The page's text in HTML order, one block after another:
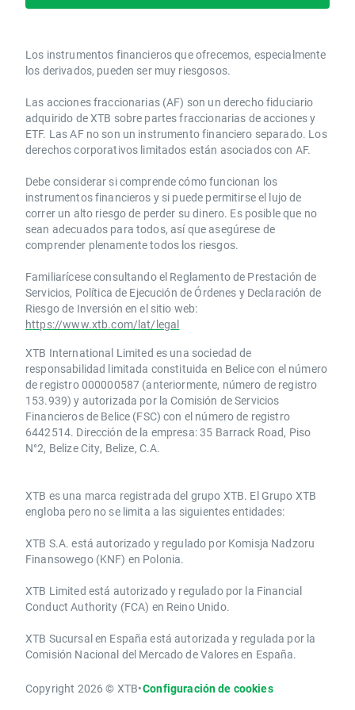
Los instrumentos financieros que ofrecemos, especialmente
los derivados, pueden ser muy riesgosos.
Las acciones fraccionarias (AF) son un derecho fiduciario
adquirido de XTB sobre partes fraccionarias de acciones y
ETF. Las AF no son un instrumento financiero separado. Los
derechos corporativos limitados están asociados con AF.
Debe considerar si comprende cómo funcionan los
instrumentos financieros y si puede permitirse el lujo de
correr un alto riesgo de perder su dinero. Es posible que no
sean adecuados para todos, así que asegúrese de
comprender plenamente todos los riesgos.
Familiarícese consultando el Reglamento de Prestación de
Servicios, Política de Ejecución de Órdenes y Declaración de
Riesgo de Inversión en el sitio web:
https://www.xtb.com/lat/legal
XTB International Limited es una sociedad de
responsabilidad limitada constituida en Belice con el número
de registro 000000587 (anteriormente, número de registro
153.939) y autorizada por la Comisión de Servicios
Financieros de Belice (FSC) con el número de registro
6442514. Dirección de la empresa: 35 Barrack Road, Piso
N°2, Belize City, Belize, C.A.
​​XTB es una marca registrada del grupo XTB. El Grupo XTB
engloba pero no se limita a las siguientes entidades:
XTB S.A.​ está autorizado y regulado por Komisja Nadzoru
Finansowego (KNF) ​en Polonia.
XTB Limited ​está autorizado y regulado por la ​Financial
Conduct Authority ​(FCA) en ​​Reino Unido.
XTB Sucursal en España está autorizada y regulada por la
Comisión Nacional del Mercado de Valores en España.
Copyright 2026 © XTB•Configuración de cookies